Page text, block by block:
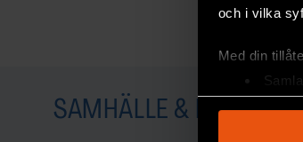
och i vilka
Med din
Ta reda på
SAMHÄLLE & KULTUR